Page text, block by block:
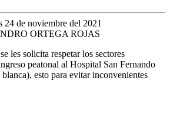
24 de noviembre del 2021
ORTEGA ROJAS
les solicita respetar los sectores
peatonal al Hospital San Fernando
esto para evitar inconvenientes